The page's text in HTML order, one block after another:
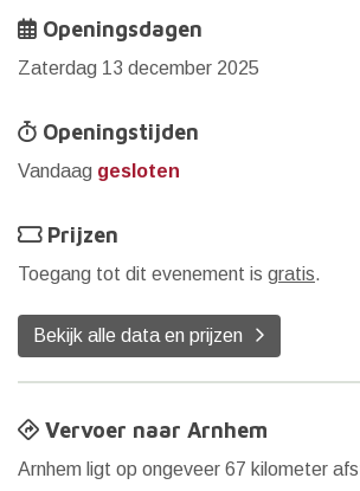
Openingsdagen
Zaterdag 13 december 2025
Openingstijden
Vandaag gesloten
Prijzen
Toegang tot dit evenement is gratis.
Bekijk alle data en prijzen
Vervoer naar Arnhem
Arnhem ligt op ongeveer 67 kilometer